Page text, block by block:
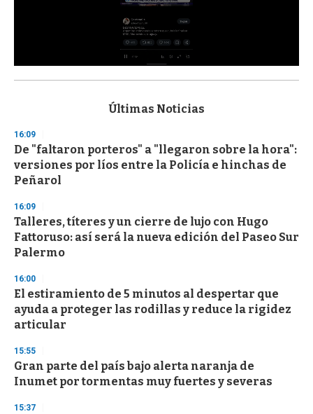
s
d
s
o
f
3
s
e
c
o
n
Últimas Noticias
16:09
De "faltaron porteros" a "llegaron sobre la hora":
versiones por líos entre la Policía e hinchas de
Peñarol
16:09
Talleres, títeres y un cierre de lujo con Hugo
Fattoruso: así será la nueva edición del Paseo Sur
Palermo
16:00
El estiramiento de 5 minutos al despertar que
ayuda a proteger las rodillas y reduce la rigidez
articular
15:55
Gran parte del país bajo alerta naranja de
Inumet por tormentas muy fuertes y severas
15:37